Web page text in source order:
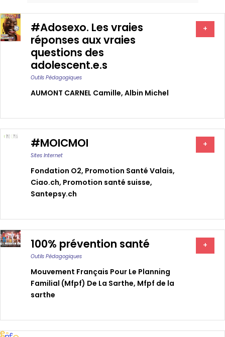
#Adosexo. Les vraies
réponses aux vraies
questions des
adolescent.e.s
Outils Pédagogiques
AUMONT CARNEL Camille, Albin Michel
+
#MOICMOI
Sites Internet
Fondation O2, Promotion Santé Valais,
Ciao.ch, Promotion santé suisse,
Santepsy.ch
+
100% prévention santé
Outils Pédagogiques
Mouvement Français Pour Le Planning
Familial (mfpf) De La Sarthe, Mfpf de la
sarthe
+